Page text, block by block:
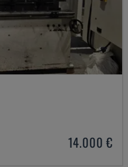
14.000 €